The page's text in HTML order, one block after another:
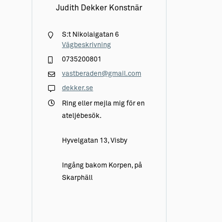
Judith Dekker Konstnär
S:t Nikolaigatan 6
Vägbeskrivning
0735200801
vastberaden@gmail.com
dekker.se
Ring eller mejla mig för en
ateljébesök.
Hyvelgatan 13, Visby
Ingång bakom Korpen, på
Skarphäll